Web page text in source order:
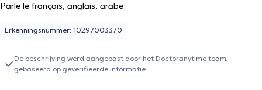
Parle le français, anglais, arabe
Erkenningsnummer: 10297003370
De beschrijving werd aangepast door het Doctoranytime team,
gebaseerd op geverifieerde informatie.